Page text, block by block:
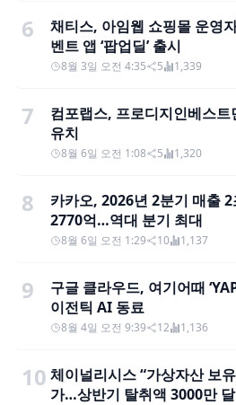
6
채티스, 아임웹 쇼핑몰 운영
벤트 앱 ‘팝업딜’ 출시
8월 3일 오전 4:35 5 1,339
7
컴포랩스, 프로디지인베스
유치
8월 6일 오전 1:08 5 1,320
8
카카오, 2026년 2분기 매출
2770억…역대 분기 최대
8월 6일 오전 1:29 10 1,137
9
구글 클라우드, 여기어때
이전틱 AI 동료
8월 4일 오전 9:39 12 1,136
10 체이널리시스 “가상자산 보
가…상반기 탈취액 3000만